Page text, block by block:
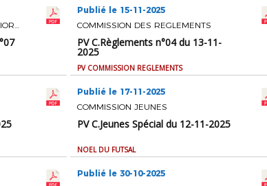
COMMISSION COMPETITIONS SENIORS M
Publié le 15-11-2025
COMMISSION DES REGLEMENTS
PV C.Règlements n°04 du 13-11-
2025
PV COMMISSION REGLEMENTS
Publié le 17-11-2025
COMMISSION JEUNES
PV C.Jeunes Spécial du 12-11-2025
NOEL DU FUTSAL
Publié le 30-10-2025